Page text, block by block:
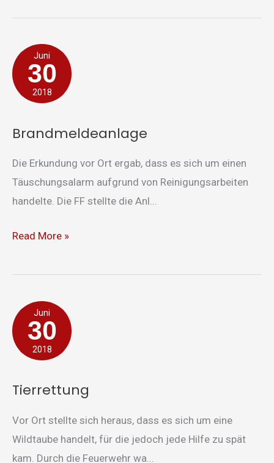
Juni
30
2018
Brandmeldeanlage
Die Erkundung vor Ort ergab, dass es sich um einen
Täuschungsalarm aufgrund von Reinigungsarbeiten
handelte. Die FF stellte die Anl...
Brandmeldeanlage
Read More »
Juni
30
2018
Tierrettung
Vor Ort stellte sich heraus, dass es sich um eine
Wildtaube handelt, für die jedoch jede Hilfe zu spät
kam. Durch die Feuerwehr wa...
Tierrettung